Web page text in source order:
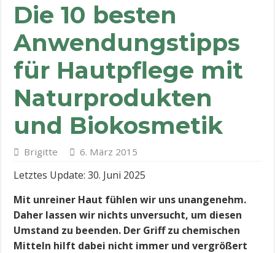
Die 10 besten
Anwendungstipps
für Hautpflege mit
Naturprodukten
und Biokosmetik
Brigitte 6. März 2015
Letztes Update: 30. Juni 2025
Mit unreiner Haut fühlen wir uns unangenehm.
Daher lassen wir nichts unversucht, um diesen
Umstand zu beenden. Der Griff zu chemischen
Mitteln hilft dabei nicht immer und vergrößert